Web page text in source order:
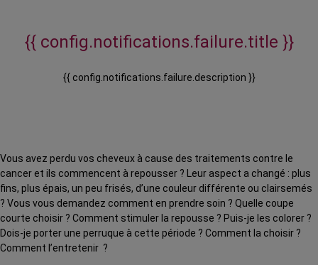
{{ config.notifications.failure.title }}
{{ config.notifications.failure.description }}
Vous avez perdu vos cheveux à cause des traitements contre le
cancer et ils commencent à repousser ? Leur aspect a changé : plus
fins, plus épais, un peu frisés, d’une couleur différente ou clairsemés
? Vous vous demandez comment en prendre soin ? Quelle coupe
courte choisir ? Comment stimuler la repousse ? Puis-je les colorer ?
Dois-je porter une perruque à cette période ? Comment la choisir ?
Comment l’entretenir ?